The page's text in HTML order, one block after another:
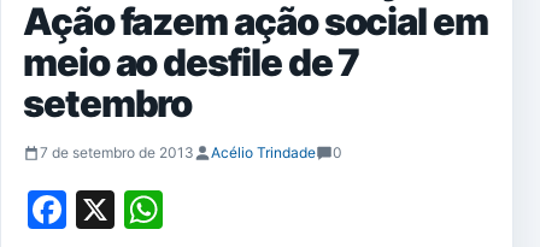
Ação fazem ação social em
meio ao desfile de 7
setembro
7 de setembro de 2013 Acélio Trindade 0
Facebook
X